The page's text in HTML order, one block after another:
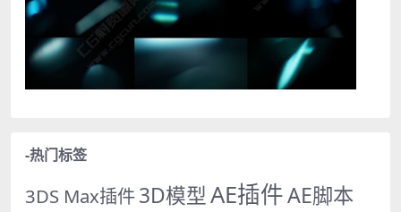
-热门标签
3DS Max插件3D模型AE插件AE脚本